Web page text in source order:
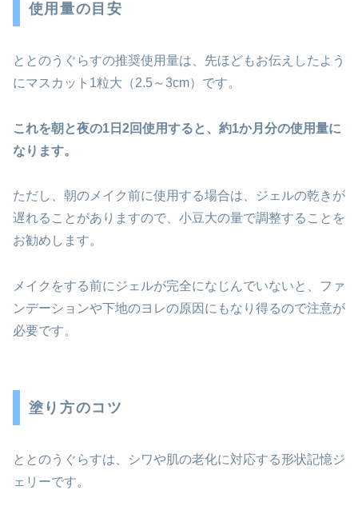
使用量の目安
ととのうぐらすの推奨使用量は、先ほどもお伝えしたよう
にマスカット1粒大（2.5～3cm）です。
これを朝と夜の1日2回使用すると、約1か月分の使用量に
なります。
ただし、朝のメイク前に使用する場合は、ジェルの乾きが
遅れることがありますので、小豆大の量で調整することを
お勧めします。
メイクをする前にジェルが完全になじんでいないと、ファ
ンデーションや下地のヨレの原因にもなり得るので注意が
必要です。
塗り方のコツ
ととのうぐらすは、シワや肌の老化に対応する形状記憶ジ
ェリーです。